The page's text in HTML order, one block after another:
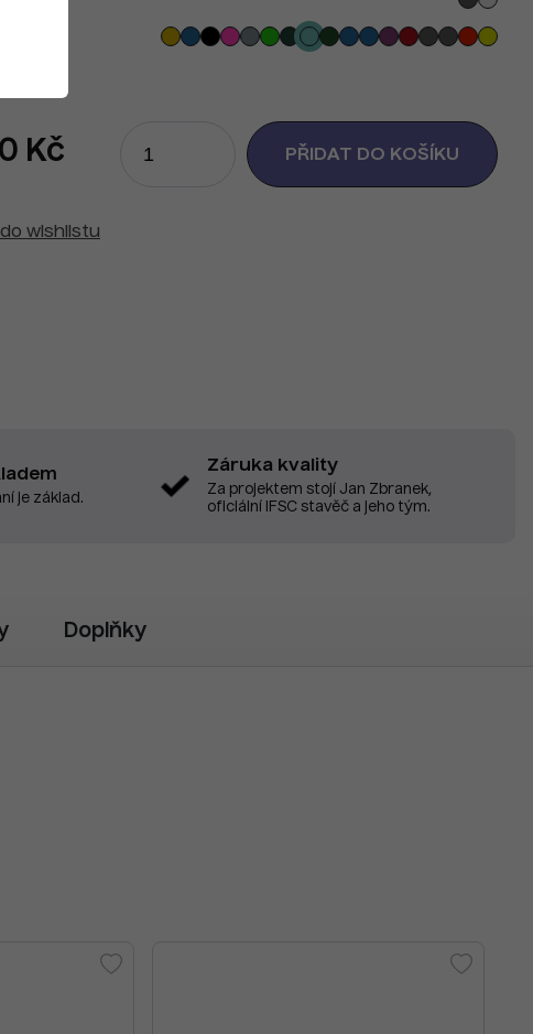
Kč
wishlistu
je základ.
Záruka kvality
Za projektem stojí Jan Zbranek,
oficiální IFSC stavěč a jeho tým.
Doplňky